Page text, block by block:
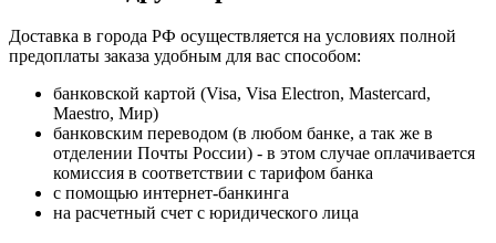
Доставка в города РФ осуществляется на условиях полной
предоплаты заказа удобным для вас способом:
банковской картой (Visa, Visa Electron, Mastercard,
Maestro, Мир)
банковским переводом (в любом банке, а так же в
отделении Почты России) - в этом случае оплачивается
комиссия в соответствии с тарифом банка
с помощью интернет-банкинга
на расчетный счет с юридического лица